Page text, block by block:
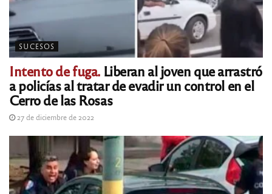
SUCESOS
Intento de fuga.Liberan al joven que arrastró
a policías al tratar de evadir un control en el
Cerro de las Rosas
27 de diciembre de 2022